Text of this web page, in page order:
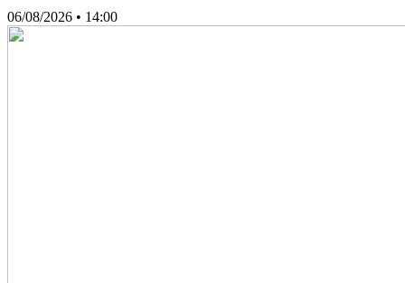
06/08/2026 • 14:00